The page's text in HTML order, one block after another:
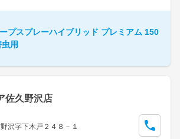
プスプレーハイブリッド プレミアム 150
用
佐久野沢店
沢字下木戸２４８－１